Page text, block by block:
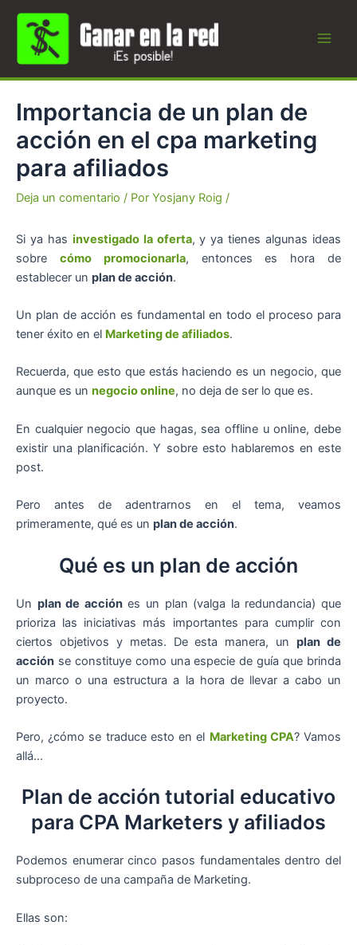
contenido
Importancia de un plan de
acción en el cpa marketing
para afiliados
Deja un comentario / Por Yosjany Roig /
Si ya has investigado la oferta, y ya tienes algunas ideas
sobre cómo promocionarla, entonces es hora de
establecer un plan de acción.
Un plan de acción es fundamental en todo el proceso para
tener éxito en el Marketing de afiliados.
Recuerda, que esto que estás haciendo es un negocio, que
aunque es un negocio online, no deja de ser lo que es.
En cualquier negocio que hagas, sea offline u online, debe
existir una planificación. Y sobre esto hablaremos en este
post.
Pero antes de adentrarnos en el tema, veamos
primeramente, qué es un plan de acción.
Qué es un plan de acción
Un plan de acciónes un plan (valga la redundancia) que
prioriza las iniciativas más importantes para cumplir con
ciertos objetivos y metas. De esta manera, unplan de
acción se constituye como una especie de guía que brinda
un marco o una estructura a la hora de llevar a cabo un
proyecto.
Pero, ¿cómo se traduce esto en el Marketing CPA? Vamos
allá…
Plan de acción tutorial educativo
para CPA Marketers y afiliados
Podemos enumerar cinco pasos fundamentales dentro del
subproceso de una campaña de Marketing.
Ellas son: